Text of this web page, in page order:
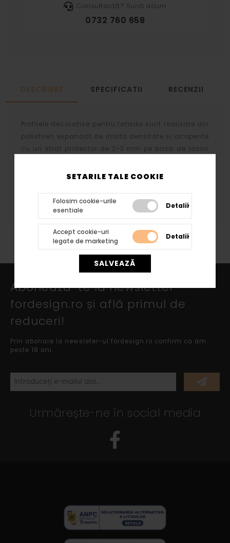
SETARILE TALE COOKIE
Folosim cookie-urile
esentiale
Detalii
Accept cookie-uri
legate de marketing
Detalii
SALVEAZĂ
Consultanță? Sună acum
0732 760 658
DESCRIERE SPECIFICATII RECENZII
Profilele decorative pentru fatada sunt realizate din
polistiren expandat de inalta densitate si acoperite
cu un strat protector de 2-3 mm pe baza de rasini
Stratul protector se aplica prin aceeasi tehnologie
capitelelor rezultand acelasi tip de finisaj.
Abonează-te la newsletter
fordesign.ro și află primul de
reduceri!
Prin abonare la newsleter-ul fordesign.ro confirm ca am
peste 18 ani.
Urmărește-ne în social media